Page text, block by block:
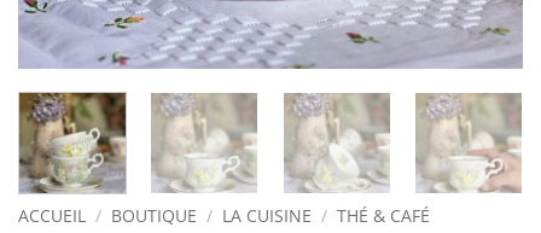
ACCUEIL / BOUTIQUE / LA CUISINE / THÉ & CAFÉ